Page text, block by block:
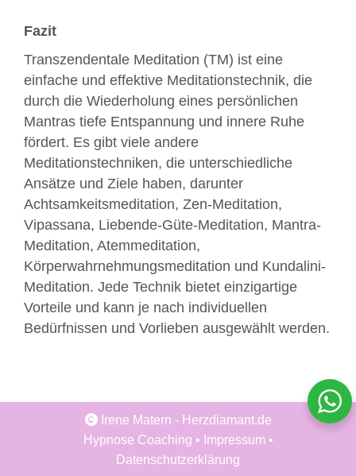
Fazit
Transzendentale Meditation (TM) ist eine
einfache und effektive Meditationstechnik, die
durch die Wiederholung eines persönlichen
Mantras tiefe Entspannung und innere Ruhe
fördert. Es gibt viele andere
Meditationstechniken, die unterschiedliche
Ansätze und Ziele haben, darunter
Achtsamkeitsmeditation, Zen-Meditation,
Vipassana, Liebende-Güte-Meditation, Mantra-
Meditation, Atemmeditation,
Körperwahrnehmungsmeditation und Kundalini-
Meditation. Jede Technik bietet einzigartige
Vorteile und kann je nach individuellen
Bedürfnissen und Vorlieben ausgewählt werden.
Irene Matern - Herzdiamant.de
Hypnose Coaching • Impressum •
Datenschutzerklärung